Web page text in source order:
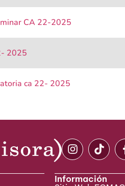
CA 22-2025
2025
ca 22- 2025
Información